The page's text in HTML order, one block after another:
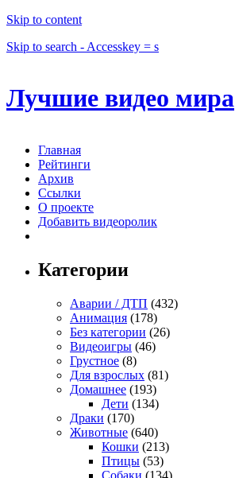
Skip to content
Skip to search - Accesskey = s
Лучшие видео мира
Главная
Рейтинги
Архив
Ссылки
О проекте
Добавить видеоролик
Категории
Аварии / ДТП (432)
Анимация (178)
Без категории (26)
Видеоигры (46)
Грустное (8)
Для взрослых (81)
Домашнее (193)
Дети (134)
Драки (170)
Животные (640)
Кошки (213)
Птицы (53)
Собаки (134)